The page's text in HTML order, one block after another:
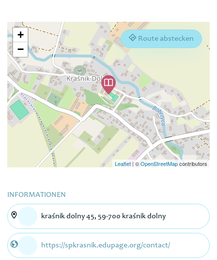
Route abstecken
+
−
Leaflet |©OpenStreetMapcontributors
INFORMATIONEN
kraśnik dolny 45, 59-700 kraśnik dolny
https://spkrasnik.edupage.org/contact/